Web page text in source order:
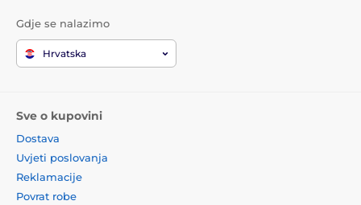
Gdje se nalazimo
Hrvatska
Sve o kupovini
Dostava
Uvjeti poslovanja
Reklamacije
Povrat robe